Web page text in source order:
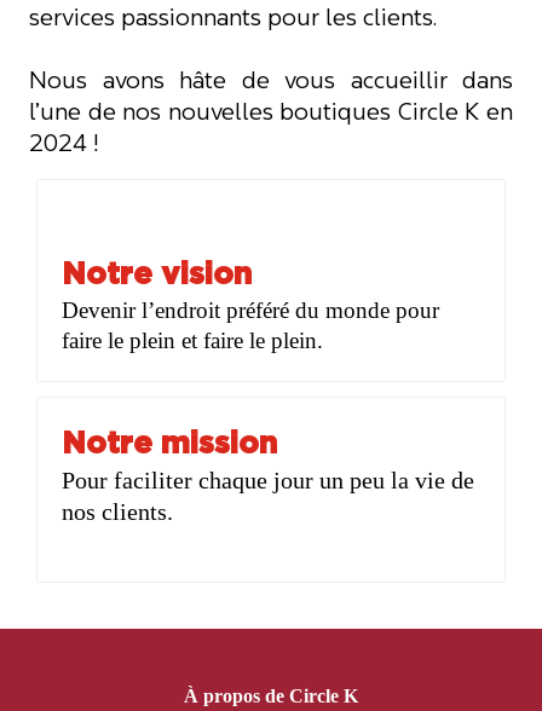
services passionnants pour les clients.
Nous avons hâte de vous accueillir dans
l’une de nos nouvelles boutiques Circle K en
2024 !
Notre vision
Devenir l’endroit préféré du monde pour
faire le plein et faire le plein.
Notre mission
Pour faciliter chaque jour un peu la vie de
nos clients.
À propos de Circle K